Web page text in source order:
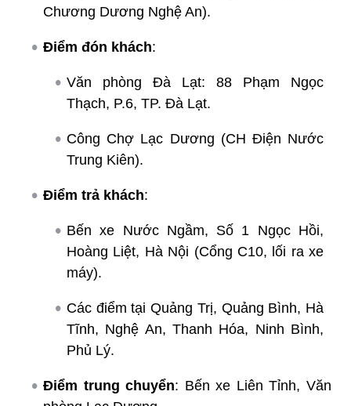
Chương Dương Nghệ An).
Điểm đón khách:
Văn phòng Đà Lạt: 88 Phạm Ngọc
Thạch, P.6, TP. Đà Lạt.
Công Chợ Lạc Dương (CH Điện Nước
Trung Kiên).
Điểm trả khách:
Bến xe Nước Ngầm, Số 1 Ngọc Hồi,
Hoàng Liệt, Hà Nội (Cổng C10, lối ra xe
máy).
Các điểm tại Quảng Trị, Quảng Bình, Hà
Tĩnh, Nghệ An, Thanh Hóa, Ninh Bình,
Phủ Lý.
Điểm trung chuyển: Bến xe Liên Tỉnh, Văn